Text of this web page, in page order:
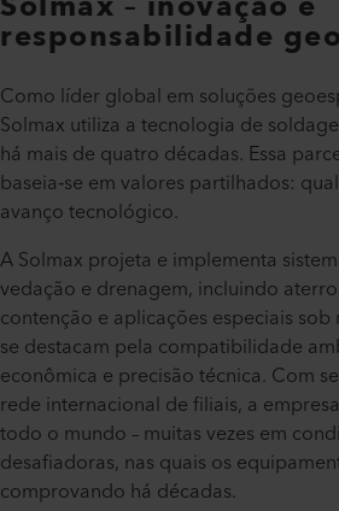
responsabilidade
Como líder global em soluções
Solmax utiliza a tecnologia de
há mais de quatro décadas. Essa
baseia‑se em valores partilhados:
avanço tecnológico.​
A Solmax projeta e implementa
vedação e drenagem, incluindo
contenção e aplicações especiais sob
se destacam pela compatibilidade
econômica e precisão técnica. Com
rede internacional de filiais, a
todo o mundo – muitas vezes em
desafiadoras, nas quais os
comprovando há décadas.​